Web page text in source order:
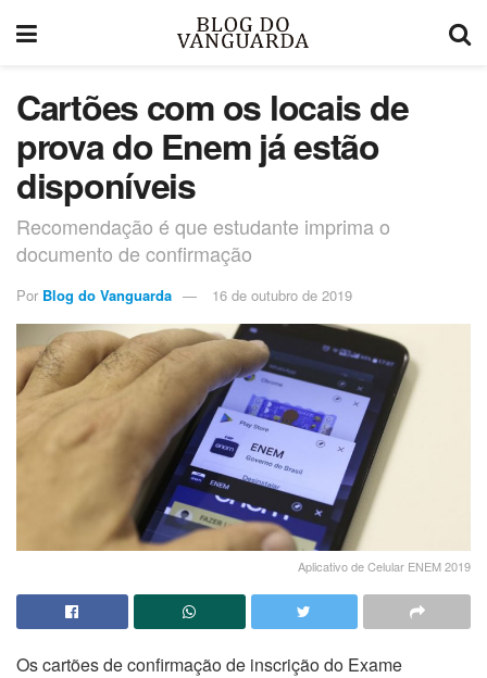
Cartões com os locais de
prova do Enem já estão
disponíveis
Recomendação é que estudante imprima o
documento de confirmação
Por Blog do Vanguarda 16 de outubro de 2019
Aplicativo de Celular ENEM 2019
Os cartões de confirmação de inscrição do Exame